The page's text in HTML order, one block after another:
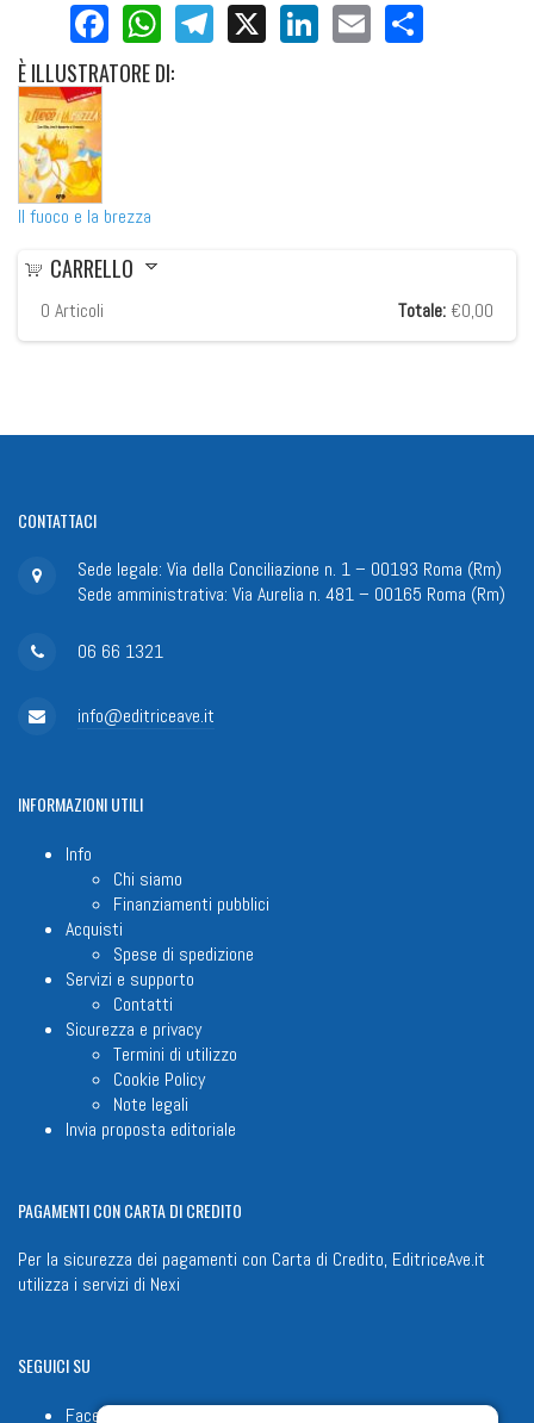
Facebook
WhatsApp
Telegram
X LinkedIn
Email
ÈILLUSTRATORE DI:
Il fuoco e la brezza
CARRELLO
0 Articoli Totale: €0,00
CONTATTACI
Sede legale: Via della Conciliazione n. 1 – 00193 Roma (Rm)
Sede amministrativa: Via Aurelia n. 481 – 00165 Roma (Rm)
06 66 1321
info@editriceave.it
INFORMAZIONIUTILI
Info
Chi siamo
Finanziamenti pubblici
Acquisti
Spese di spedizione
Servizi e supporto
Contatti
Sicurezza e privacy
Termini di utilizzo
Cookie Policy
Note legali
Invia proposta editoriale
PAGAMENTICON CARTA DI CREDITO
Per la sicurezza dei pagamenti con Carta di Credito, EditriceAve.it
utilizza i servizi di Nexi
SEGUICISU
Facebook